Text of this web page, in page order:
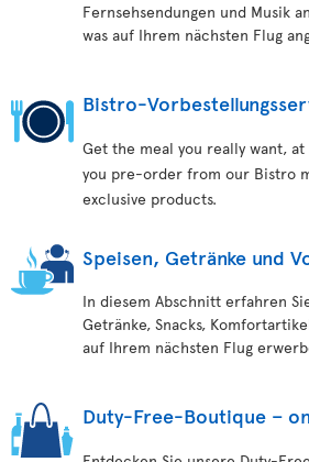
Fernsehsendungen und Musik
was auf Ihrem nächsten Flug
Bistro-
Get the meal you really want,
you pre-order from our Bistro
exclusive products.
Speisen, Getränke und
In diesem Abschnitt erfahren
Getränke, Snacks,
auf Ihrem nächsten Flug
Duty-Free-Boutique –